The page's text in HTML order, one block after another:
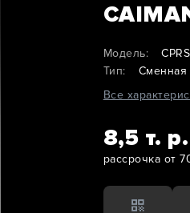
Модель:
Тип:
Сменная
Все
8,5 т. р.
рассрочка от